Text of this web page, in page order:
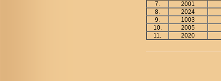
7.
2001
8.
2024
9.
1003
10.
2005
11.
2020